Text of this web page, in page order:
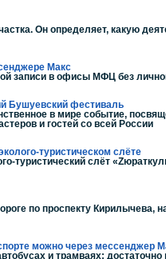
Он определяет, какую
Макс
записи в офисы МФЦ без
Бушуевский фестиваль
в мире событие,
и гостей со всей России
туристическом слёте
слёт
по проспекту Кирилычева,
можно через мессенджер
и трамваях: